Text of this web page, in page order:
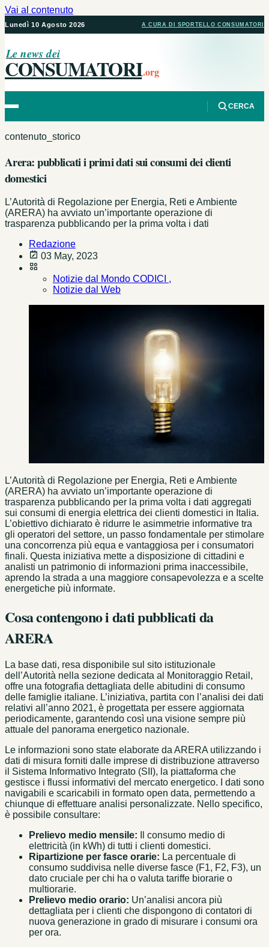
Vai al contenuto
Lunedì 10 Agosto 2026 A CURA DI SPORTELLO CONSUMATORI
Le news dei
CONSUMATORI.org
CERCA
contenuto_storico
Arera: pubblicati i primi dati sui consumi dei clienti
domestici
L’Autorità di Regolazione per Energia, Reti e Ambiente
(ARERA) ha avviato un’importante operazione di
trasparenza pubblicando per la prima volta i dati
Redazione
03 May, 2023
Notizie dal Mondo CODICI ,
Notizie dal Web
L’Autorità di Regolazione per Energia, Reti e Ambiente
(ARERA) ha avviato un’importante operazione di
trasparenza pubblicando per la prima volta i dati aggregati
sui consumi di energia elettrica dei clienti domestici in Italia.
L’obiettivo dichiarato è ridurre le asimmetrie informative tra
gli operatori del settore, un passo fondamentale per stimolare
una concorrenza più equa e vantaggiosa per i consumatori
finali. Questa iniziativa mette a disposizione di cittadini e
analisti un patrimonio di informazioni prima inaccessibile,
aprendo la strada a una maggiore consapevolezza e a scelte
energetiche più informate.
Cosa contengono i dati pubblicati da
ARERA
La base dati, resa disponibile sul sito istituzionale
dell’Autorità nella sezione dedicata al Monitoraggio Retail,
offre una fotografia dettagliata delle abitudini di consumo
delle famiglie italiane. L’iniziativa, partita con l’analisi dei dati
relativi all’anno 2021, è progettata per essere aggiornata
periodicamente, garantendo così una visione sempre più
attuale del panorama energetico nazionale.
Le informazioni sono state elaborate da ARERA utilizzando i
dati di misura forniti dalle imprese di distribuzione attraverso
il Sistema Informativo Integrato (SII), la piattaforma che
gestisce i flussi informativi del mercato energetico. I dati sono
navigabili e scaricabili in formato open data, permettendo a
chiunque di effettuare analisi personalizzate. Nello specifico,
è possibile consultare:
Prelievo medio mensile: Il consumo medio di
elettricità (in kWh) di tutti i clienti domestici.
Ripartizione per fasce orarie: La percentuale di
consumo suddivisa nelle diverse fasce (F1, F2, F3), un
dato cruciale per chi ha o valuta tariffe biorarie o
multiorarie.
Prelievo medio orario: Un’analisi ancora più
dettagliata per i clienti che dispongono di contatori di
nuova generazione in grado di misurare i consumi ora
per ora.